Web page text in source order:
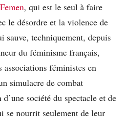
, qui est le seul à faire
le désordre et la violence de
sauve, techniquement, depuis
du féminisme français,
associations féministes en
simulacre de combat
société du spectacle et de
se nourrit seulement de leur